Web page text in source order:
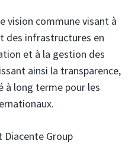
vision commune visant à
des infrastructures en
et à la gestion des
ainsi la transparence,
à long terme pour les
Diacente Group